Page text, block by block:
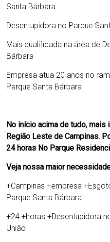
Santa Bárbara
Desentupidora no Parque
Mais qualificada na área de
Bárbara
Empresa atua 20 anos no
Parque Santa Bárbara
No início acima de tudo, mais
Região Leste de Campinas.
24 horas No Parque
Veja nossa maior
+Campinas +empresa
Parque Santa Bárbara
+24 +horas +Desentupidora
União